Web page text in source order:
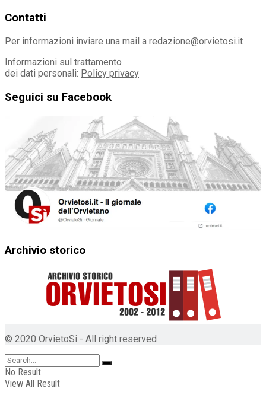
Contatti
Per informazioni inviare una mail a redazione@orvietosi.it
Informazioni sul trattamento
dei dati personali: Policy privacy
Seguici su Facebook
Archivio storico
© 2020 OrvietoSi - All right reserved
No Result
View All Result